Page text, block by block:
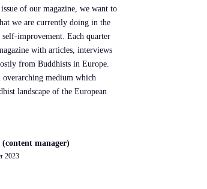
of our magazine, we want to
we are currently doing in the
improvement. Each quarter
with articles, interviews
from Buddhists in Europe.
overarching medium which
landscape of the European
manager)
2023